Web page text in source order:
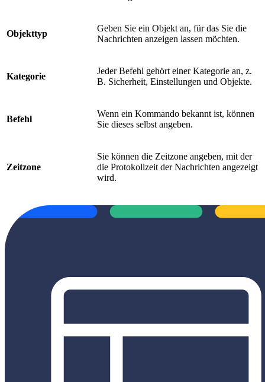
Objekttyp
Geben Sie ein Objekt an, für das Sie die
Nachrichten anzeigen lassen möchten.
Kategorie
Jeder Befehl gehört einer Kategorie an, z.
B. Sicherheit, Einstellungen und Objekte.
Befehl
Wenn ein Kommando bekannt ist, können
Sie dieses selbst angeben.
Zeitzone
Sie können die Zeitzone angeben, mit der
die Protokollzeit der Nachrichten angezeigt
wird.